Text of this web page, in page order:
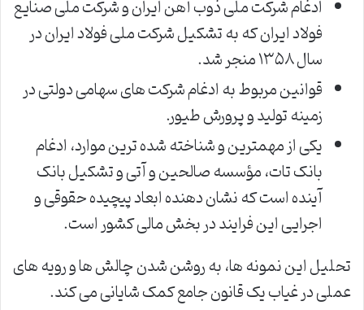
ادغام شرکت ملی ذوب آهن ایران و شرکت ملی صنایع
فولاد ایران که به تشکیل شرکت ملی فولاد ایران در
سال ۱۳۵۸ منجر شد.
قوانین مربوط به ادغام شرکت های سهامی دولتی در
زمینه تولید و پرورش طیور.
یکی از مهمترین و شناخته شده ترین موارد، ادغام
بانک تات، مؤسسه صالحین و آتی و تشکیل بانک
آینده است که نشان دهنده ابعاد پیچیده حقوقی و
اجرایی این فرایند در بخش مالی کشور است.
تحلیل این نمونه ها، به روشن شدن چالش ها و رویه های
عملی در غیاب یک قانون جامع کمک شایانی می کند.